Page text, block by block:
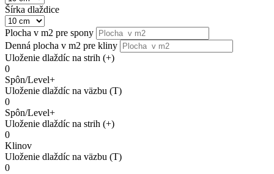
Šírka dlaždice
Plocha v m2 pre spony
Denná plocha v m2 pre kliny
Uloženie dlaždíc na strih (+)
0
Spôn/Level+
Uloženie dlaždíc na väzbu (T)
0
Spôn/Level+
Uloženie dlaždíc na strih (+)
0
Klinov
Uloženie dlaždíc na väzbu (T)
0